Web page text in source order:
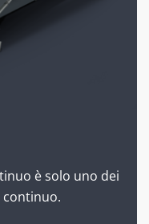
è solo uno dei
continuo.